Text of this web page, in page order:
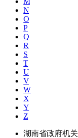
N
O
P
Q
R
S
T
U
V
W
X
Y
Z
湖南省政府机关